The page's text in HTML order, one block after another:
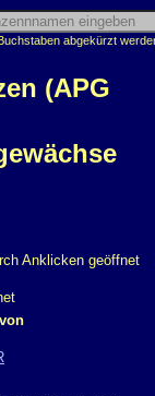
abgekürzt
(APG
Anklicken geöffnet